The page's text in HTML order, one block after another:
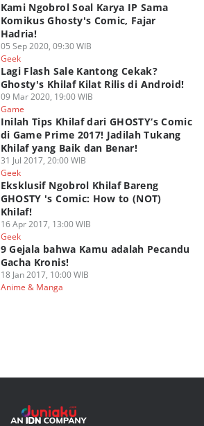
Kami Ngobrol Soal Karya IP Sama
Komikus Ghosty's Comic, Fajar
Hadria!
05 Sep 2020, 09:30 WIB
Geek
Lagi Flash Sale Kantong Cekak?
Ghosty's Khilaf Kilat Rilis di Android!
09 Mar 2020, 19:00 WIB
Game
Inilah Tips Khilaf dari GHOSTY‘s Comic
di Game Prime 2017! Jadilah Tukang
Khilaf yang Baik dan Benar!
31 Jul 2017, 20:00 WIB
Geek
Eksklusif Ngobrol Khilaf Bareng
GHOSTY 's Comic: How to (NOT)
Khilaf!
16 Apr 2017, 13:00 WIB
Geek
9 Gejala bahwa Kamu adalah Pecandu
Gacha Kronis!
18 Jan 2017, 10:00 WIB
Anime & Manga